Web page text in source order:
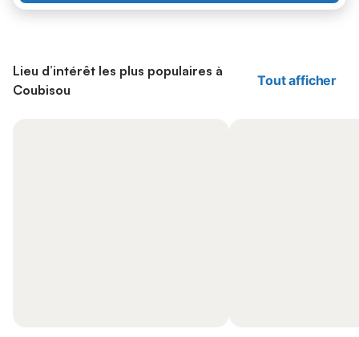
Lieu d’intérêt les plus populaires à
Coubisou
Tout afficher